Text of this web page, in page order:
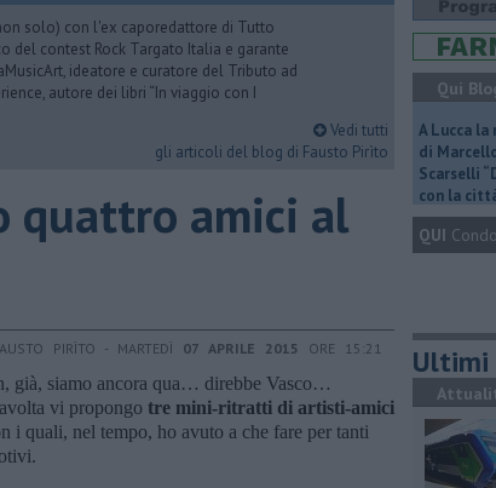
solo) con l'ex caporedattore di Tutto
del contest Rock Targato Italia e garante
ideatore e curatore del Tributo ad
autore dei libri “In viaggio con I
Vedi tutti
gli articoli del blog di Fausto Pirìto
quattro amici al
PIRÌTO - MARTEDÌ 07 APRILE 2015 ORE 15:21
già, siamo ancora qua… direbbe Vasco…
vi propongo tre mini-ritratti di artisti-amici
i quali, nel tempo, ho avuto a che fare per tanti
Qui
A Lucca
di
Scarselli
con la
QUI